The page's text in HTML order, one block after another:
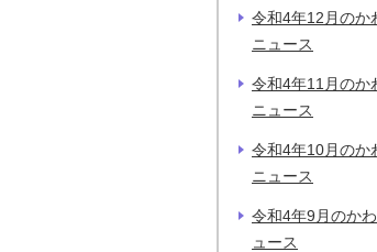
令和4年12月のか
ニュース
令和4年11月のか
ニュース
令和4年10月のか
ニュース
令和4年9月のか
ュース